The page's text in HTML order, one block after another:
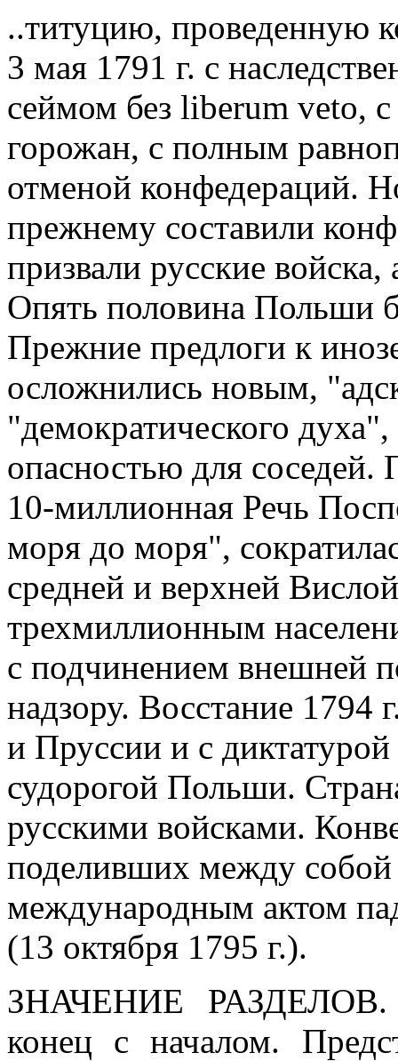
..титуцию, проведенную
3 мая 1791 г. с
сеймом без liberum veto,
горожан, с полным
отменой конфедераций.
прежнему составили
призвали русские войска,
Опять половина Польши
Прежние предлоги к
осложнились новым,
"демократического
опасностью для соседей.
10-миллионная Речь
моря до моря",
средней и верхней
трехмиллионным
с подчинением внешней
надзору. Восстание 1794
и Пруссии и с
судорогой Польши.
русскими войсками.
поделивших между собой
международным актом
(13 октября 1795 г.).
ЗНАЧЕНИЕ РАЗДЕЛОВ.
конец с началом.